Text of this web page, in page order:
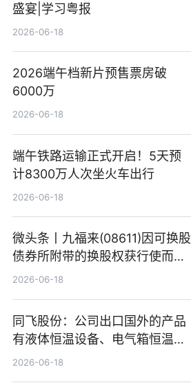
盛宴|学习粤报
2026-06-18
2026端午档新片预售票房破
6000万
2026-06-18
端午铁路运输正式开启！5天预
计8300万人次坐火车出行
2026-06-18
微头条丨九福来(08611)因可换股
债券所附带的换股权获行使而发
行5200万股
2026-06-18
同飞股份：公司出口国外的产品
有液体恒温设备、电气箱恒温装
置、纯水冷却单元和特种换热器
2026-06-18